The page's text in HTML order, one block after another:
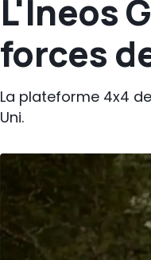
L'Ineos
forces
La plateforme 4x4
Uni.